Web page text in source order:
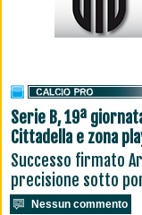
Serie B, 19ª
Cittadella e zona
Successo firmato
precisione sotto
Nessun commento